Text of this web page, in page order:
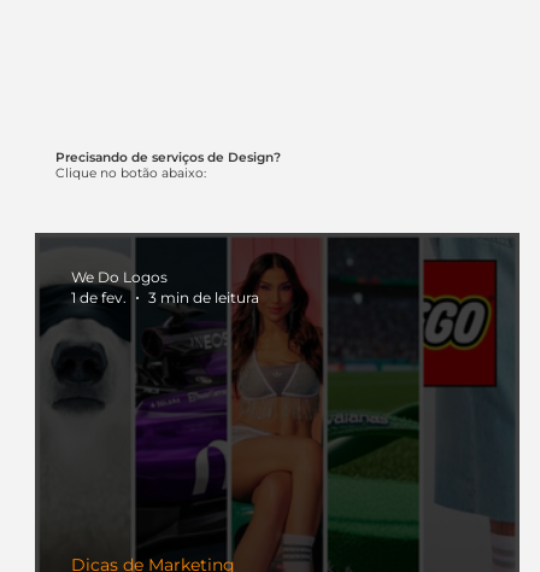
Precisando de serviços de Design?
Clique no botão abaixo:
Dicas de Marketing
We Do Logos
1 de fev.
3 min de leitura